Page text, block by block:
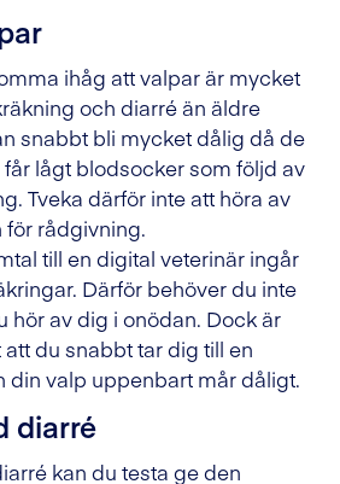
ihåg att valpar är mycket
och diarré än äldre
snabbt bli mycket dålig då de
lågt blodsocker som följd av
Tveka därför inte att höra av
rådgivning.
till en digital veterinär ingår
Därför behöver du inte
hör av dig i onödan. Dock är
du snabbt tar dig till en
din valp uppenbart mår dåligt.
diarré
kan du testa ge den